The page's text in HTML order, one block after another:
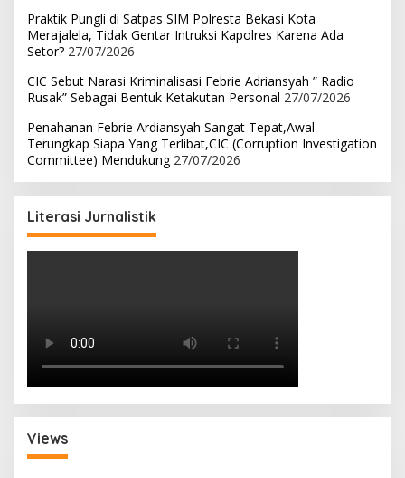
Praktik Pungli di Satpas SIM Polresta Bekasi Kota
Merajalela, Tidak Gentar Intruksi Kapolres Karena Ada
Setor? 27/07/2026
CIC Sebut Narasi Kriminalisasi Febrie Adriansyah ” Radio
Rusak” Sebagai Bentuk Ketakutan Personal 27/07/2026
Penahanan Febrie Ardiansyah Sangat Tepat,Awal
Terungkap Siapa Yang Terlibat,CIC (Corruption Investigation
Committee) Mendukung 27/07/2026
Literasi Jurnalistik
Views